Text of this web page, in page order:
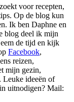
voor recepten,
Op de blog kun
Ik ben Daphne en
blog deel ik mijn
de tijd en kijk
Facebook,
reizen,
mijn gezin,
Leuke ideeën of
uitnodigen? Mail: